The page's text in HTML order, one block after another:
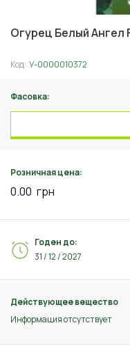
Огурец Белый Ангел
Код: У-0000010372
Фасовка:
Розничная цена:
0.00 грн
Действующее вещество
Информация отсутствует
Годен до:
31 / 12 / 2027